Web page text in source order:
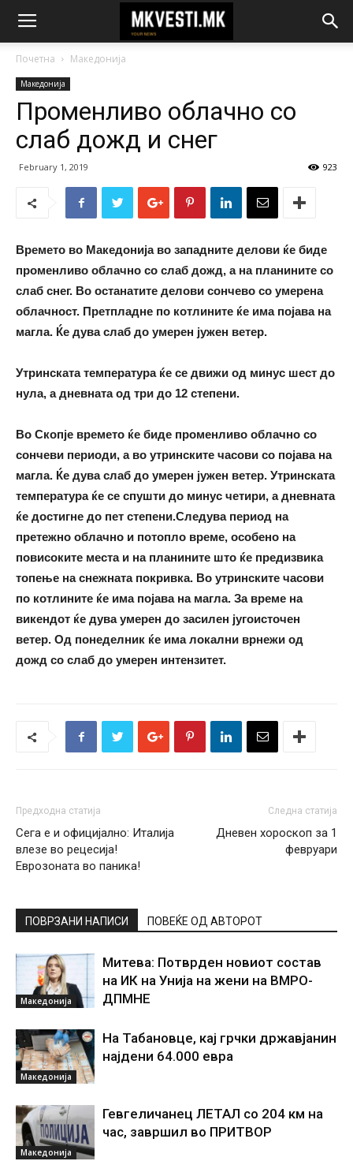
Почетна Македонија
Македонија
Променливо облачно со
слаб дожд и снег
February 1, 2019 923
Времето во Македонија во западните делови ќе биде
променливо облачно со слаб дожд, а на планините со
слаб снег. Во останатите делови сончево со умерена
облачност. Претпладне по котлините ќе има појава на
магла. Ќе дува слаб до умерен јужен ветер.
Утринската температура ќе се движи од минус шест до
нула, а дневната од три до 12 степени.
Во Скопје времето ќе биде променливо облачно со
сончеви периоди, а во утринските часови со појава на
магла. Ќе дува слаб до умерен јужен ветер. Утринската
температура ќе се спушти до минус четири, а дневната
ќе достигне до пет степени.Следува период на
претежно облачно и потопло време, особено на
повисоките места и на планините што ќе предизвика
топење на снежната покривка. Во утринските часови
по котлините ќе има појава на магла. За време на
викендот ќе дува умерен до засилен југоисточен
ветер. Од понеделник ќе има локални врнежи од
дожд со слаб до умерен интензитет.
Предходна статија
Сега е и официјално: Италија
влезе во рецесија!
Еврозоната во паника!
Следна статија
Дневен хороскоп за 1
февруари
ПОВРЗАНИ НАПИСИ ПОВЕЌЕ ОД АВТОРОТ
Македонија
Митева: Потврден новиот состав
на ИК на Унија на жени на ВМРО-
ДПМНЕ
Македонија
На Табановце, кај грчки државјанин
најдени 64.000 евра
Македонија
Гевгеличанец ЛЕТАЛ со 204 км на
час, завршил во ПРИТВОР